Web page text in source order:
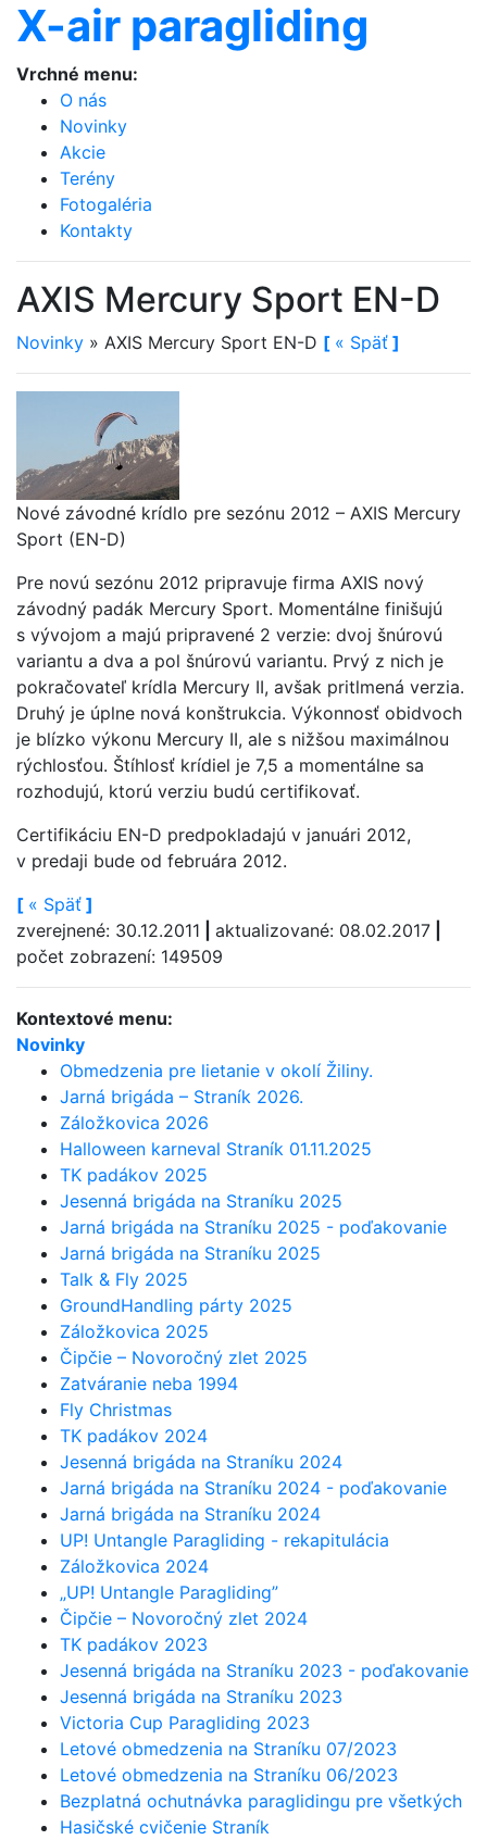
X-air paragliding
Vrchné menu:
O nás
Novinky
Akcie
Terény
Fotogaléria
Kontakty
AXIS Mercury Sport EN-D
Novinky » AXIS Mercury Sport EN-D [ « Späť ]
Nové závodné krídlo pre sezónu 2012 – AXIS Mercury
Sport (EN-D)
Pre novú sezónu 2012 pripravuje firma AXIS nový
závodný padák Mercury Sport. Momentálne finišujú
s vývojom a majú pripravené 2 verzie: dvoj šnúrovú
variantu a dva a pol šnúrovú variantu. Prvý z nich je
pokračovateľ krídla Mercury II, avšak pritlmená verzia.
Druhý je úplne nová konštrukcia. Výkonnosť obidvoch
je blízko výkonu Mercury II, ale s nižšou maximálnou
rýchlosťou. Štíhlosť krídiel je 7,5 a momentálne sa
rozhodujú, ktorú verziu budú certifikovať.
Certifikáciu EN-D predpokladajú v januári 2012,
v predaji bude od februára 2012.
[ « Späť ]
zverejnené: 30.12.2011
aktualizované: 08.02.2017
počet zobrazení: 149509
Kontextové menu:
Novinky
Obmedzenia pre lietanie v okolí Žiliny.
Jarná brigáda – Straník 2026.
Záložkovica 2026
Halloween karneval Straník 01.11.2025
TK padákov 2025
Jesenná brigáda na Straníku 2025
Jarná brigáda na Straníku 2025 - poďakovanie
Jarná brigáda na Straníku 2025
Talk & Fly 2025
GroundHandling párty 2025
Záložkovica 2025
Čipčie – Novoročný zlet 2025
Zatváranie neba 1994
Fly Christmas
TK padákov 2024
Jesenná brigáda na Straníku 2024
Jarná brigáda na Straníku 2024 - poďakovanie
Jarná brigáda na Straníku 2024
UP! Untangle Paragliding - rekapitulácia
Záložkovica 2024
„UP! Untangle Paragliding”
Čipčie – Novoročný zlet 2024
TK padákov 2023
Jesenná brigáda na Straníku 2023 - poďakovanie
Jesenná brigáda na Straníku 2023
Victoria Cup Paragliding 2023
Letové obmedzenia na Straníku 07/2023
Letové obmedzenia na Straníku 06/2023
Bezplatná ochutnávka paraglidingu pre všetkých
Hasičské cvičenie Straník